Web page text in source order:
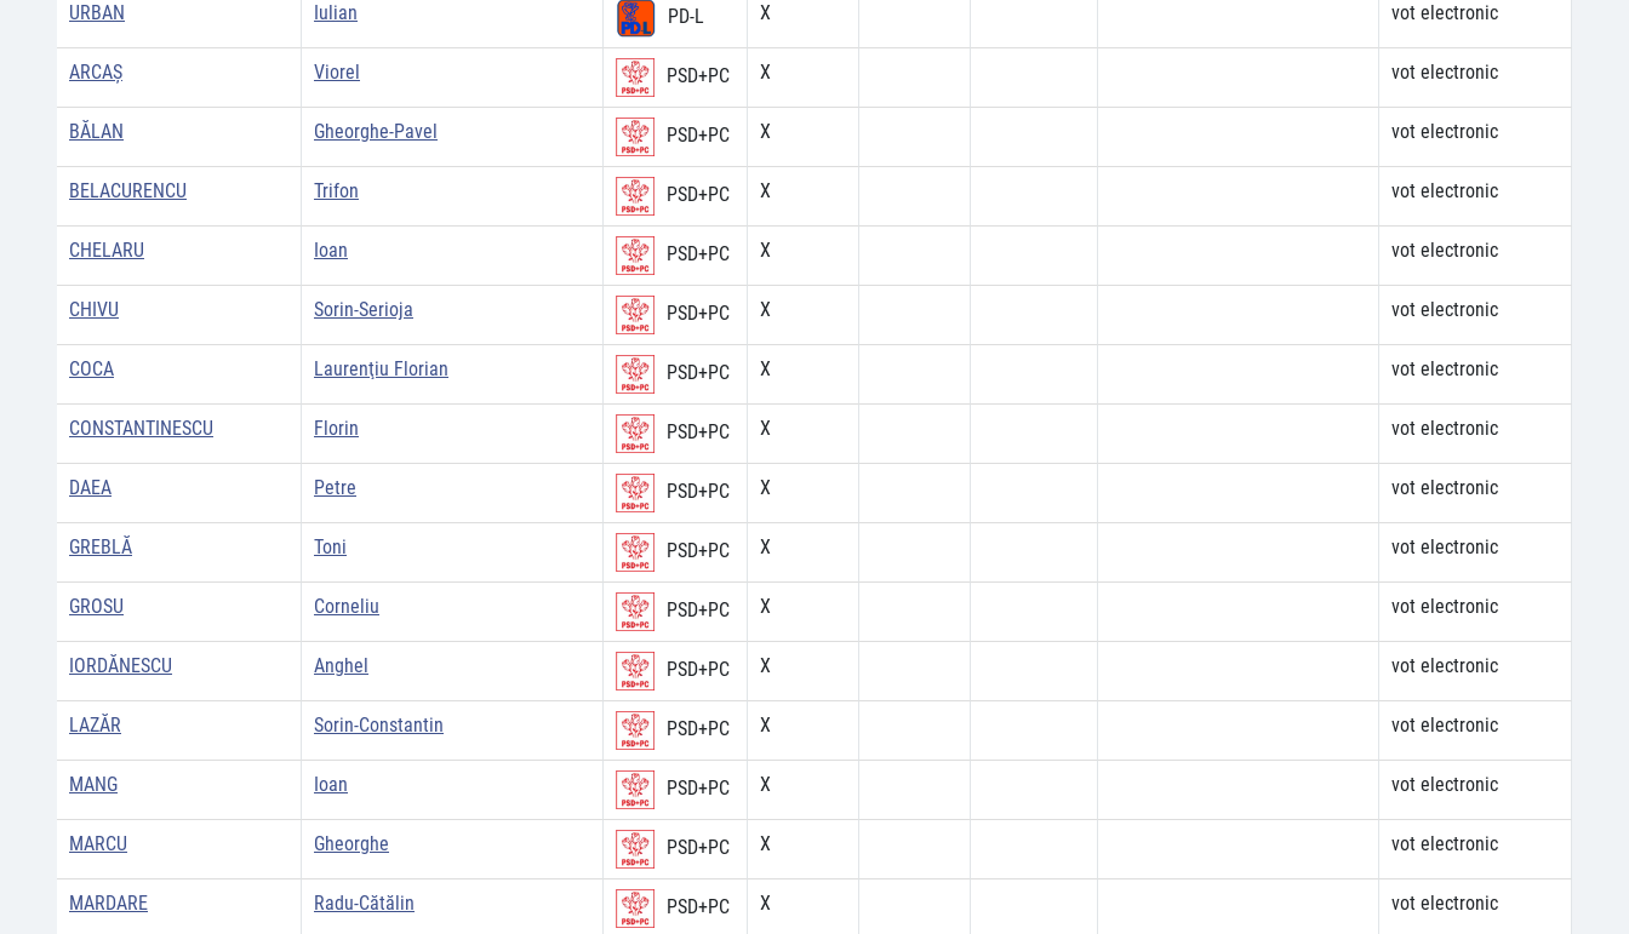
URBAN Iulian PD-L X vot electronic
ARCAŞ Viorel PSD+PC X vot electronic
BĂLAN Gheorghe-Pavel PSD+PC X vot electronic
BELACURENCU Trifon PSD+PC X vot electronic
CHELARU Ioan PSD+PC X vot electronic
CHIVU Sorin-Serioja PSD+PC X vot electronic
COCA Laurenţiu Florian PSD+PC X vot electronic
CONSTANTINESCU Florin PSD+PC X vot electronic
DAEA Petre PSD+PC X vot electronic
GREBLĂ Toni PSD+PC X vot electronic
GROSU Corneliu PSD+PC X vot electronic
IORDĂNESCU Anghel PSD+PC X vot electronic
LAZĂR Sorin-Constantin PSD+PC X vot electronic
MANG Ioan PSD+PC X vot electronic
MARCU Gheorghe PSD+PC X vot electronic
MARDARE Radu-Cătălin PSD+PC X vot electronic